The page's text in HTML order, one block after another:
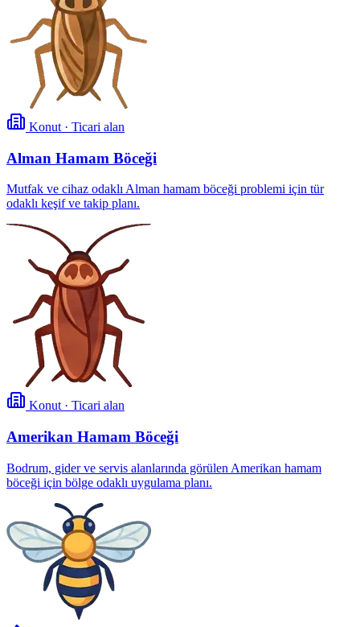
Konut · Ticari alan
Alman Hamam Böceği
Mutfak ve cihaz odaklı Alman hamam böceği problemi için tür
odaklı keşif ve takip planı.
Konut · Ticari alan
Amerikan Hamam Böceği
Bodrum, gider ve servis alanlarında görülen Amerikan hamam
böceği için bölge odaklı uygulama planı.